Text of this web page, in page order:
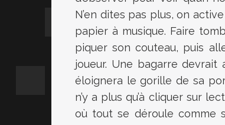
N’en dites pas plus, on
papier à musique. Faire
piquer son couteau, puis
joueur. Une bagarre
éloignera le gorille de sa
n’y a plus qu’à cliquer sur
où tout se déroule comme